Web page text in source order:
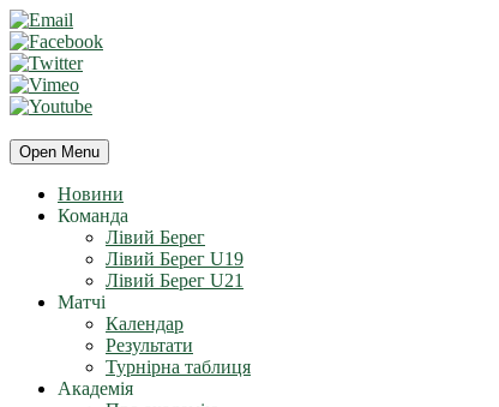
Open Menu
Новини
Команда
Лівий Берег
Лівий Берег U19
Лівий Берег U21
Матчі
Календар
Результати
Турнірна таблиця
Академія